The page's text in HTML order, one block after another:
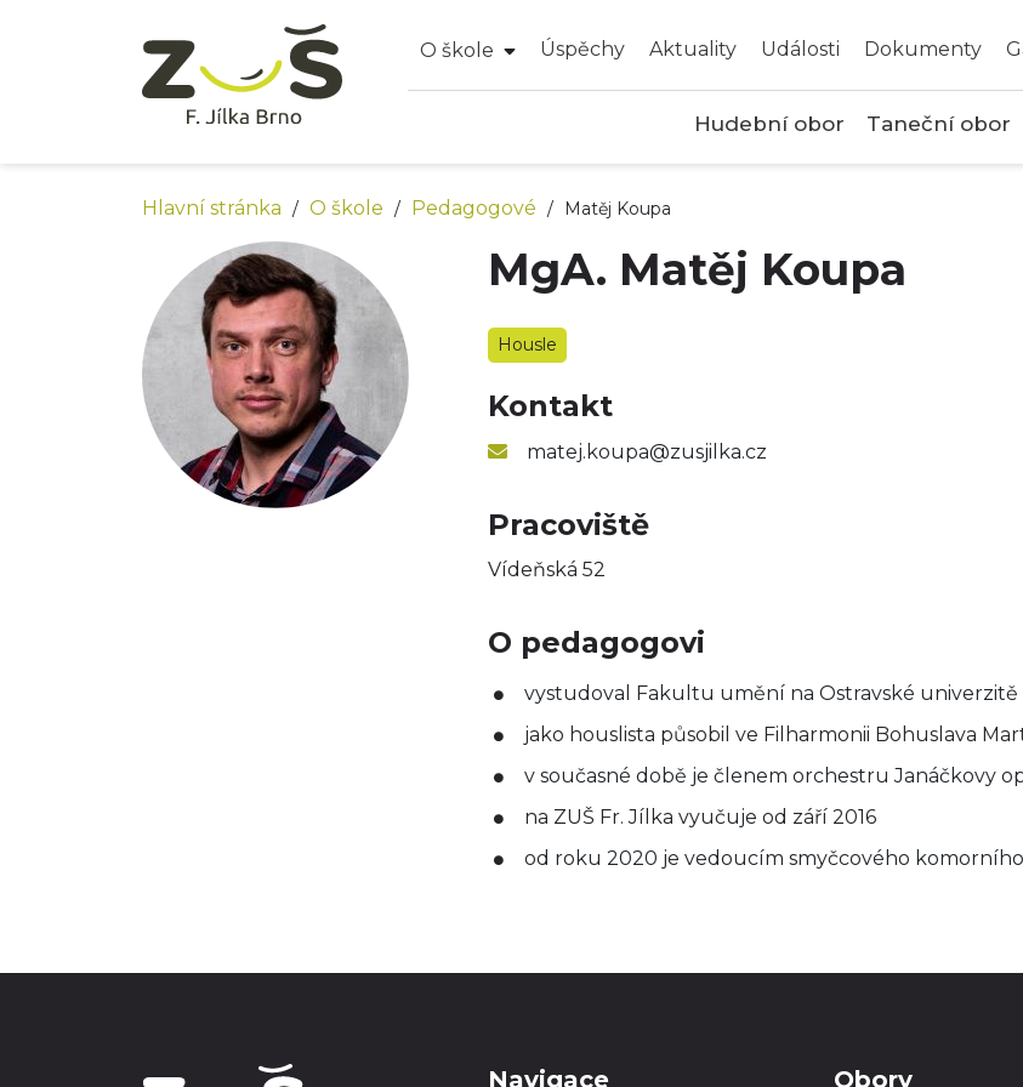
O škole Úspěchy Aktuality Události Dokumenty
Hudební obor Taneční obor
Hlavní stránka / O škole / Pedagogové / Matěj Koupa
MgA. Matěj Koupa
Housle
Kontakt
matej.koupa@zusjilka.cz
Pracoviště
Vídeňská 52
O pedagogovi
vystudoval Fakultu umění na Ostravské univerzitě
jako houslista působil ve Filharmonii Bohuslava
v současné době je členem orchestru Janáčkovy
na ZUŠ Fr. Jílka vyučuje od září 2016
od roku 2020 je vedoucím smyčcového
Navigace Obory